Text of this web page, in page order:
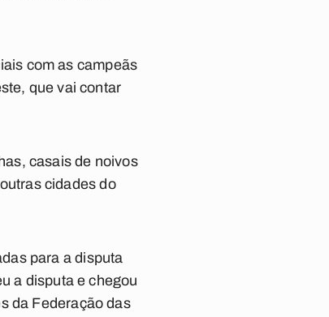
com as campeãs
que vai contar
casais de noivos
cidades do
para a disputa
a disputa e chegou
da Federação das